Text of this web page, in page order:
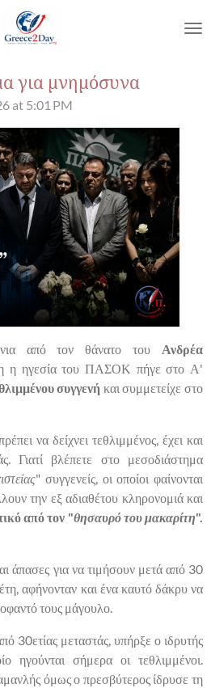
για μνημόσυνα
at 5:01 PM
από τον θάνατο του Ανδρέα
η ηγεσία του ΠΑΣΟΚ πήγε στο Α'
συγγενή και συμμετείχε στο
να δείχνει τεθλιμμένος, έχει και
Γιατί βλέπετε στο μεσοδιάστημα
" συγγενείς, οι οποίοι φαίνονται
την εξ αδιαθέτου κληρονομιά και
από τον "θησαυρό του μακαρίτη".
άπασες για να τιμήσουν μετά από 30
αφήνονταν και ένα καυτό δάκρυ να
τους μάγουλο.
30ετίας μεταστάς, υπήρξε ο ιδρυτής
ηγούνται σήμερα οι τεθλιμμένοι.
όμως ο πρεσβύτερος ίδρυσε τη